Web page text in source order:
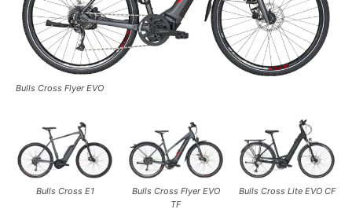
Bulls Cross Flyer EVO
Bulls Cross E1
Bulls Cross Flyer EVO
TF
Bulls Cross Lite EVO CF